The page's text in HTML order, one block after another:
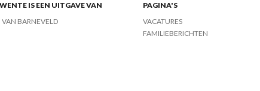
IS EEN UITGAVE VAN
VAN BARNEVELD
PAGINA'S
VACATURES
FAMILIEBERICHTEN